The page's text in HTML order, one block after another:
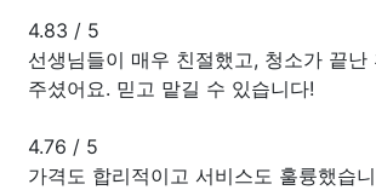
4.83 / 5
선생님들이 매우 친절했고, 청소가 끝난
주셨어요. 믿고 맡길 수 있습니다!
4.76 / 5
가격도 합리적이고 서비스도 훌륭했습